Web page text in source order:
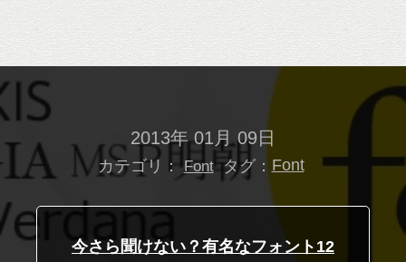
2013年 01月 09日
カテゴリ： Font タグ： Font
今さら聞けない？有名なフォント12